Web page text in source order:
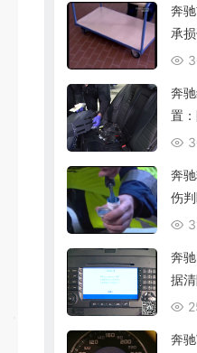
奔
承
复查
奔
置
燃油
奔
伤
复查
奔
据
厂与
奔